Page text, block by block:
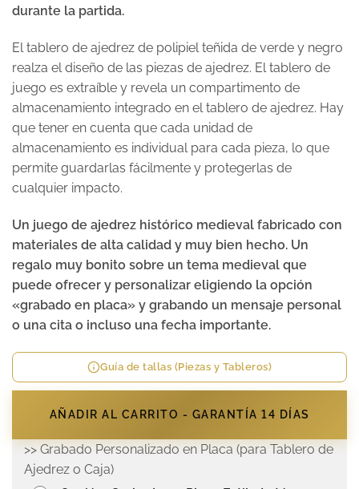
durante la partida.
El tablero de ajedrez de polipiel teñida de verde y negro
realza el diseño de las piezas de ajedrez. El tablero de
juego es extraíble y revela un compartimento de
almacenamiento integrado en el tablero de ajedrez. Hay
que tener en cuenta que cada unidad de
almacenamiento es individual para cada pieza, lo que
permite guardarlas fácilmente y protegerlas de
cualquier impacto.
Un juego de ajedrez histórico medieval fabricado con
materiales de alta calidad y muy bien hecho. Un
regalo muy bonito sobre un tema medieval que
puede ofrecer y personalizar eligiendo la opción
«grabado en placa» y grabando un mensaje personal
o una cita o incluso una fecha importante.
Guía de tallas (Piezas y Tableros)
AÑADIR AL CARRITO - GARANTÍA 14 DÍAS
>> Grabado Personalizado en Placa (para Tablero de
Ajedrez o Caja)